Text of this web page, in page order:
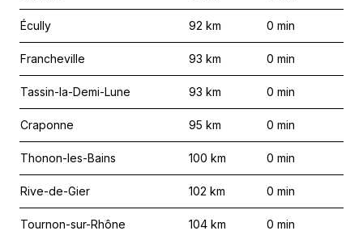
Écully 92 km 0 min
Francheville 93 km 0 min
Tassin-la-Demi-Lune 93 km 0 min
Craponne 95 km 0 min
Thonon-les-Bains 100 km 0 min
Rive-de-Gier 102 km 0 min
Tournon-sur-Rhône 104 km 0 min